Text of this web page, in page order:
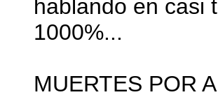
hablando en casi
1000%...
MUERTES POR